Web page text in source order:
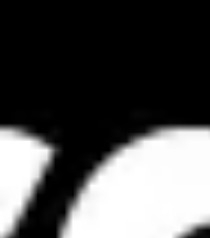
Strategia i planowanie